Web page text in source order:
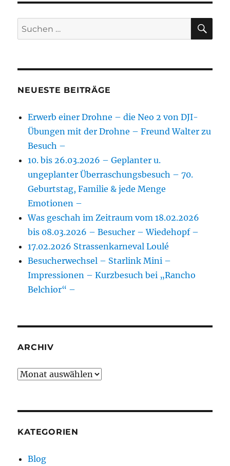
Suchen
nach:
NEUESTE BEITRÄGE
Erwerb einer Drohne – die Neo 2 von DJI-
Übungen mit der Drohne – Freund Walter zu
Besuch –
10. bis 26.03.2026 – Geplanter u.
ungeplanter Überraschungsbesuch – 70.
Geburtstag, Familie & jede Menge
Emotionen –
Was geschah im Zeitraum vom 18.02.2026
bis 08.03.2026 – Besucher – Wiedehopf –
17.02.2026 Strassenkarneval Loulé
Besucherwechsel – Starlink Mini –
Impressionen – Kurzbesuch bei „Rancho
Belchior“ –
ARCHIV
Archiv
KATEGORIEN
Blog